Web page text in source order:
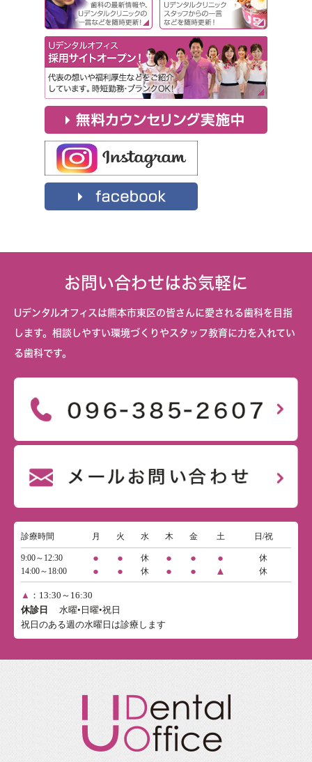
お問い合わせはお気軽に
Uデンタルオフィスは熊本市東区の皆さんに愛される歯科を目指
します。相談しやすい環境づくりやスタッフ教育に力を入れてい
る歯科です。
診療時間 月 火 水 木 金 土 日/祝
9:00～12:30 ● ● 休 ● ● ●
休
14:00～18:00
● ● 休 ● ● ▲ 休
▲ ：13:30～16:30
休診日
水曜•日曜•祝日
祝日のある週の水曜日は診療します